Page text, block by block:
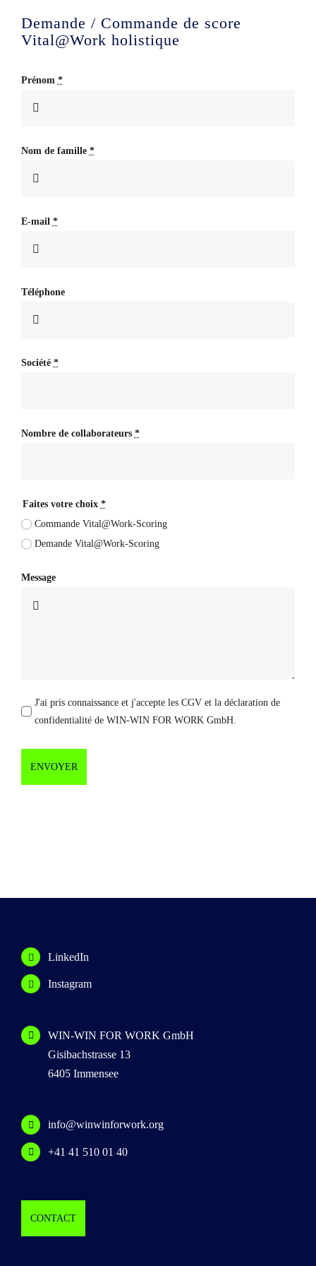
Demande / Commande de score
Vital@Work holistique
Prénom *
Nom de famille *
E-mail *
Téléphone
Société *
Nombre de collaborateurs *
Faites votre choix *
Commande Vital@Work-Scoring
Demande Vital@Work-Scoring
Message
J'ai pris connaissance et j'accepte les CGV et la déclaration de
confidentialité de WIN-WIN FOR WORK GmbH.
ENVOYER
LinkedIn
Instagram
WIN-WIN FOR WORK GmbH
Gisibachstrasse 13
6405 Immensee
info@winwinforwork.org
+41 41 510 01 40
CONTACT